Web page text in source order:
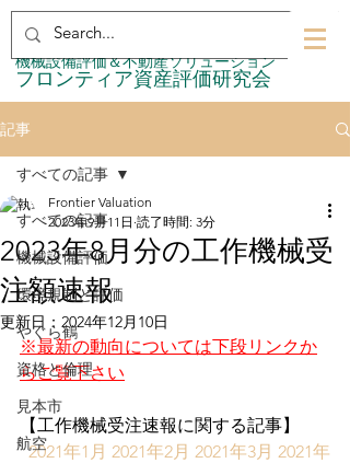
​フロンティア資産評価研究会
​機械設備評価＆不動産ソリューション
記事
すべての記事
機械設備評価
環境規制と評価
やぐら鶴
資格と倫理
見本市
航空
すべての記事
2023年8月分の工作機械受
注額速報
Frontier Valuation
2023年9月11日 読了時間: 3分
更新日： 2024年12月10日
※最新の動向については下段リンクか
らご覧下さい
【工作機械受注速報に関する記事】
2021年1月 2021年2月 2021年3月 2021年